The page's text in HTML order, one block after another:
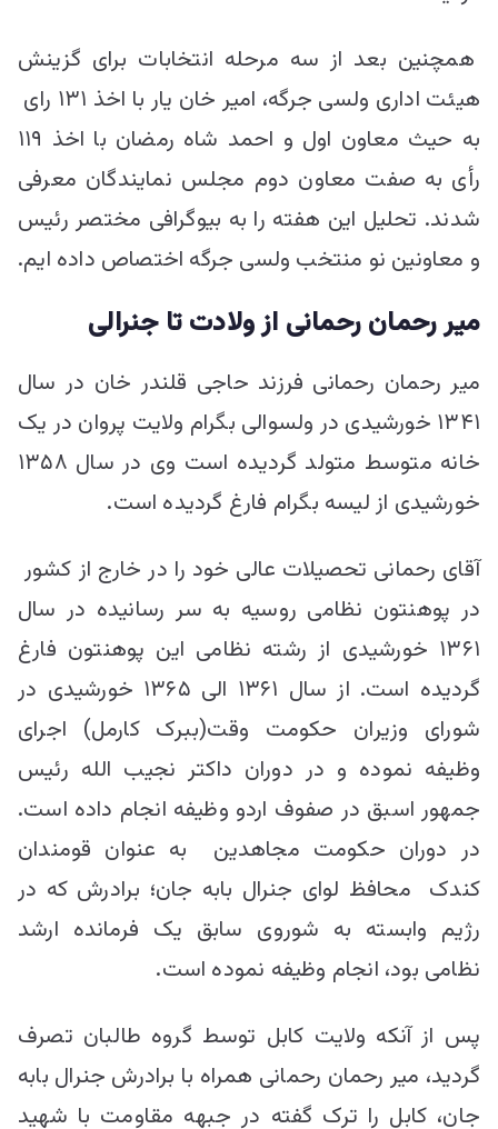
همچنین بعد از سه مرحله انتخابات برای گزینش
هیئت اداری ولسی جرگه، امیر خان یار با اخذ ۱۳۱ رای
به حیث معاون اول و احمد شاه رمضان با اخذ ۱۱۹
رأی به صفت معاون دوم مجلس نمایندگان معرفی
شدند. تحلیل این هفته را به بیوگرافی مختصر رئیس
و معاونین نو منتخب ولسی جرگه اختصاص داده ایم.
میر رحمان رحمانی از ولادت تا جنرالی
میر رحمان رحمانی فرزند حاجی قلندر خان در سال
۱۳۴۱ خورشیدی در ولسوالی بگرام ولایت پروان در یک
خانه متوسط متولد گردیده است وی در سال ۱۳۵۸
خورشیدی از لیسه بگرام فارغ گردیده است.
آقای رحمانی تحصیلات عالی خود را در خارج از کشور
در پوهنتون نظامی روسیه به سر رسانیده در سال
۱۳۶۱ خورشیدی از رشته نظامی این پوهنتون فارغ
گردیده است. از سال ۱۳۶۱ الی ۱۳۶۵ خورشیدی در
شورای وزیران حکومت وقت(ببرک کارمل) اجرای
وظیفه نموده و در دوران داکتر نجیب الله رئیس
جمهور اسبق در صفوف اردو وظیفه انجام داده است.
در دوران حکومت مجاهدین به عنوان قومندان
کندک محافظ لوای جنرال بابه جان؛ برادرش که در
رژیم وابسته به شوروی سابق یک فرمانده ارشد
نظامی بود، انجام وظیفه نموده است.
پس از آنکه ولایت کابل توسط گروه طالبان تصرف
گردید، میر رحمان رحمانی همراه با برادرش جنرال بابه
جان، کابل را ترک گفته در جبهه مقاومت با شهید